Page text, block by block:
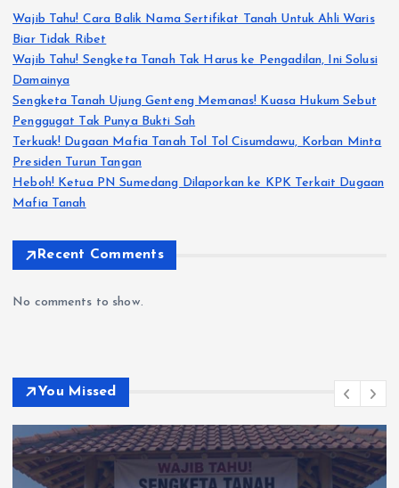
Wajib Tahu! Cara Balik Nama Sertifikat Tanah Untuk Ahli Waris
Biar Tidak Ribet
Wajib Tahu! Sengketa Tanah Tak Harus ke Pengadilan, Ini Solusi
Damainya
Sengketa Tanah Ujung Genteng Memanas! Kuasa Hukum Sebut
Penggugat Tak Punya Bukti Sah
Terkuak! Dugaan Mafia Tanah Tol Tol Cisumdawu, Korban Minta
Presiden Turun Tangan
Heboh! Ketua PN Sumedang Dilaporkan ke KPK Terkait Dugaan
Mafia Tanah
Recent Comments
No comments to show.
You Missed